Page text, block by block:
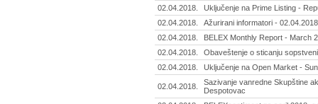
02.04.2018.
Uključenje na Prime Listing -
02.04.2018.
Ažurirani informatori - 02.04.2018
02.04.2018.
BELEX Monthly Report - March
02.04.2018.
Obaveštenje o sticanju
02.04.2018.
Uključenje na Open Market -
02.04.2018.
Sazivanje vanredne Skupštine
Despotovac